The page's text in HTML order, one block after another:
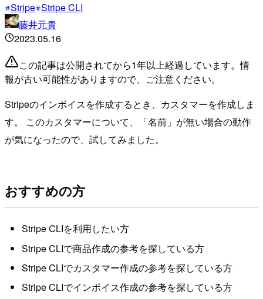
Stripe Stripe CLI
藤井元貴
2023.05.16
この記事は公開されてから1年以上経過しています。情
報が古い可能性がありますので、ご注意ください。
Stripeのインボイスを作成するとき、カスタマーを作成しま
す。 このカスタマーについて、「名前」が無い場合の動作
が気になったので、試してみました。
おすすめの方
Stripe CLIを利用したい方
Stripe CLIで商品作成の参考を探している方
Stripe CLIでカスタマー作成の参考を探している方
Stripe CLIでインボイス作成の参考を探している方